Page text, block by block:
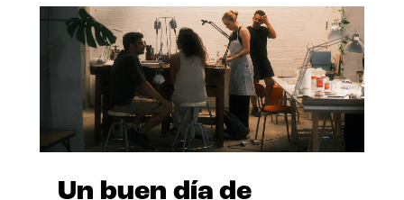
Un buen día de